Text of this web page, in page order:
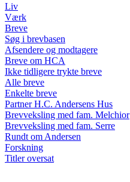
Liv
Værk
Breve
Søg i brevbasen
Afsendere og modtagere
Breve om HCA
Ikke tidligere trykte breve
Alle breve
Enkelte breve
Partner H.C. Andersens Hus
Brevveksling med fam. Melchior
Brevveksling med fam. Serre
Rundt om Andersen
Forskning
Titler oversat